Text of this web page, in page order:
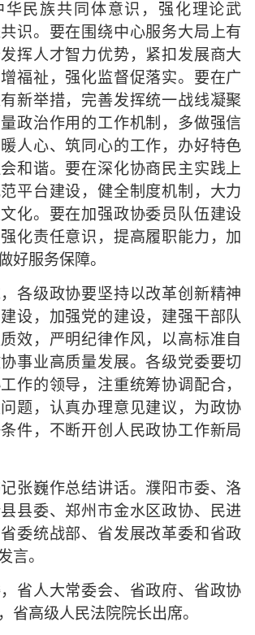
华民族共同体意识，强化理论武
识。要在围绕中心服务大局上有
挥人才智力优势，紧扣发展商大
福祉，强化监督促落实。要在广
新举措，完善发挥统一战线凝聚
政治作用的工作机制，多做强信
人心、筑同心的工作，办好特色
和谐。要在深化协商民主实践上
平台建设，健全制度机制，大力
化。要在加强政协委员队伍建设
强化责任意识，提高履职能力，加
好服务保障。
级政协要坚持以改革创新精神
设，加强党的建设，建强干部队
效，严明纪律作风，以高标准自
事业高质量发展。各级党委要切
作的领导，注重统筹协调配合，
题，认真办理意见建议，为政协
件，不断开创人民政协工作新局
巍作总结讲话。濮阳市委、洛
县委、郑州市金水区政协、民进
委统战部、省发展改革委和省政
言。
人大常委会、省政府、省政协
省高级人民法院院长出席。